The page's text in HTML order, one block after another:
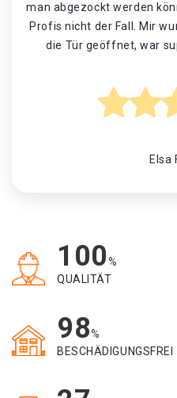
man abgezockt werden
Profis nicht der Fall. Mir
die Tür geöffnet, war
Elsa
100%
QUALITÄT
98%
BESCHÄDIGUNGSFREI